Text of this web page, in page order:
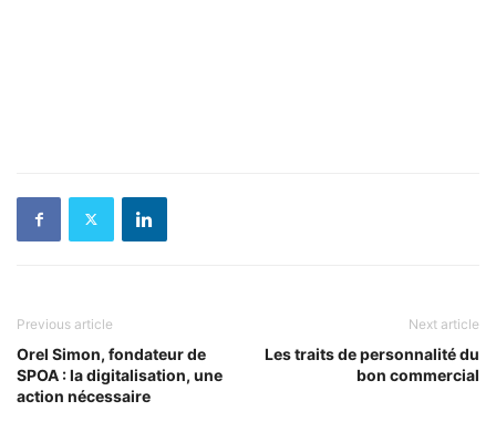
Previous article
Orel Simon, fondateur de
SPOA : la digitalisation, une
action nécessaire
Next article
Les traits de personnalité du
bon commercial